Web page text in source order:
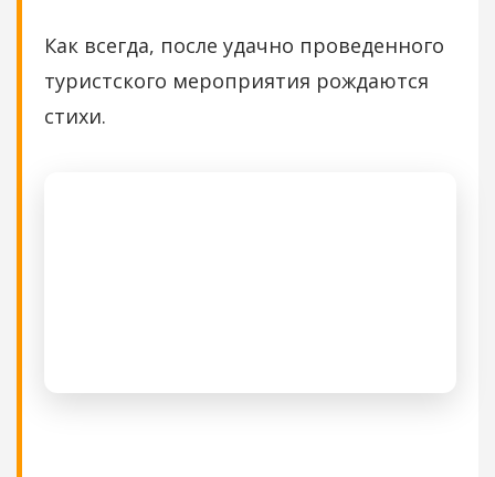
Как всегда, после удачно проведенного
туристского мероприятия рождаются
стихи.